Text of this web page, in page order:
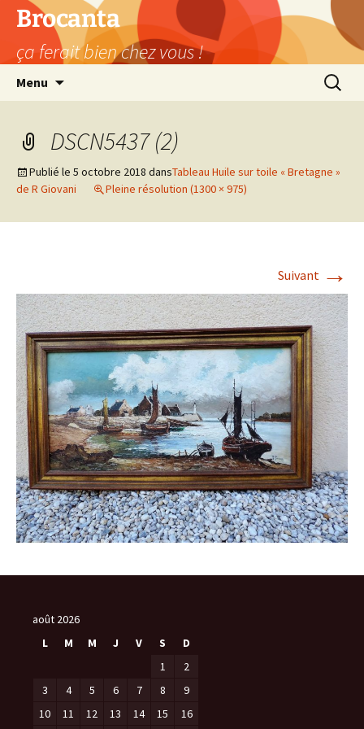
Aller
contenu
Brocanta
ça ferait bien chez vous !
Menu
DSCN5437 (2)
Publié le 5 octobre 2018 dansTableau Huile sur toile « Bretagne »
de R Giovani
Pleine résolution (1300 × 975)
Suivant →
août 2026
L
M M J V S
D
1
2
3
4 5 6 7 8
9
10
11 12 13 14 15 16